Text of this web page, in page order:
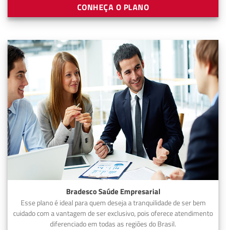
CONHEÇA O PLANO
Bradesco Saúde Empresarial
Esse plano é ideal para quem deseja a tranquilidade de ser bem
cuidado com a vantagem de ser exclusivo, pois oferece atendimento
diferenciado em todas as regiões do Brasil.